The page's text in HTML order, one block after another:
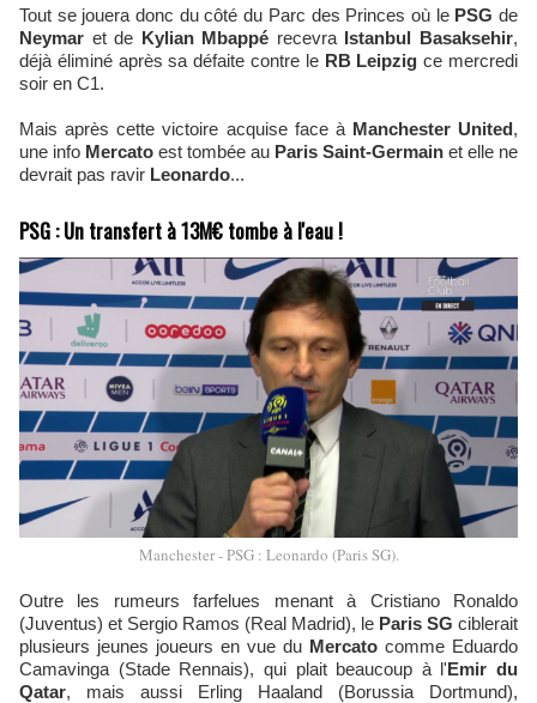
Tout se jouera donc du côté du Parc des Princes où le PSG de
Neymar et de Kylian Mbappé recevra Istanbul Basaksehir,
déjà éliminé après sa défaite contre le RB Leipzig ce mercredi
soir en C1.
Mais après cette victoire acquise face à Manchester United,
une info Mercato est tombée au Paris Saint-Germain et elle ne
devrait pas ravir Leonardo...
PSG : Un transfert à 13M€ tombe à l'eau !
Manchester - PSG : Leonardo (Paris SG).
Outre les rumeurs farfelues menant à Cristiano Ronaldo
(Juventus) et Sergio Ramos (Real Madrid), le Paris SG ciblerait
plusieurs jeunes joueurs en vue du Mercato comme Eduardo
Camavinga (Stade Rennais), qui plait beaucoup à l'Emir du
Qatar, mais aussi Erling Haaland (Borussia Dortmund),